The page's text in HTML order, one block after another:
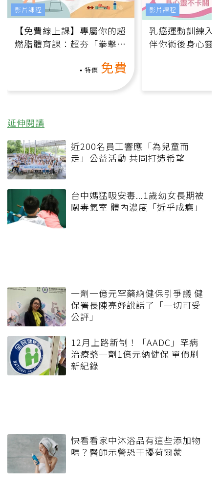
【免費線上課】專屬你的超
燃脂體育課：超夯「拳擊有
特價 免費
影片課程
乳癌運動訓練入
伴你術後身心靈
影片課程
延伸閱讀
近200名員工響應「為兒童而
走」公益活動 共同打造希望
台中媽猛吸安毒...1歲幼女長期被
關毒氣室 體內濃度「近乎成癮」
一劑一億元罕藥納健保引爭議 健
保署長陳亮妤說話了「一切可受
公評」
12月上路新制！「AADC」罕病
治療藥一劑1億元納健保 單價刷
新紀錄
快看看家中沐浴品有這些添加物
嗎？醫師示警恐干擾荷爾蒙